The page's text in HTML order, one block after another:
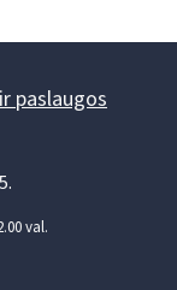
paslaugos
val.